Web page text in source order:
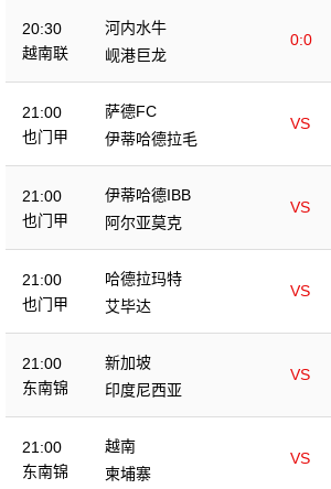
20:30
越南联
河内水牛
0:0
岘港巨龙
21:00
也门甲
萨德FC
VS
伊蒂哈德拉毛
21:00
也门甲
伊蒂哈德IBB
VS
阿尔亚莫克
21:00
也门甲
哈德拉玛特
VS
艾毕达
21:00
东南锦
新加坡
VS
印度尼西亚
21:00
东南锦
越南
VS
柬埔寨